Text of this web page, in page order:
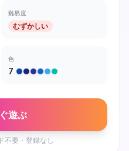
難易度
むずかしい
色
7
遊ぶ
不要・登録なし